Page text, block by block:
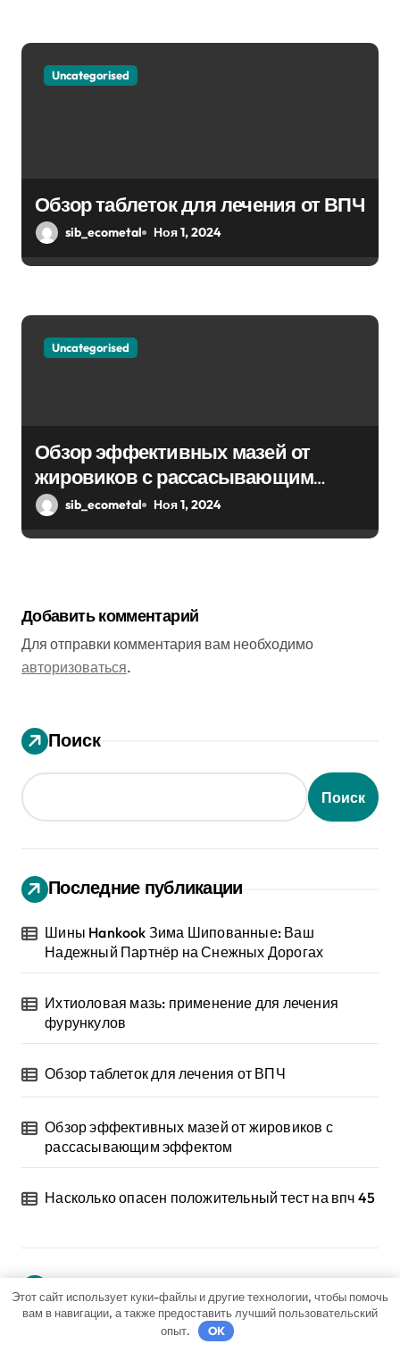
я
Uncategorised
Обзор таблеток для лечения от ВПЧ
sib_ecometal Ноя 1, 2024
Uncategorised
Обзор эффективных мазей от
жировиков с рассасывающим
эффектом
sib_ecometal Ноя 1, 2024
Добавить комментарий
Для отправки комментария вам необходимо
авторизоваться.
Поиск
Поиск
Последние публикации
Шины Hankook Зима Шипованные: Ваш
Надежный Партнёр на Снежных Дорогах
Ихтиоловая мазь: применение для лечения
фурункулов
Обзор таблеток для лечения от ВПЧ
Обзор эффективных мазей от жировиков с
рассасывающим эффектом
Насколько опасен положительный тест на впч 45
Архив
Этот сайт использует куки-файлы и другие технологии, чтобы помочь
вам в навигации, а также предоставить лучший пользовательский
опыт.
OK